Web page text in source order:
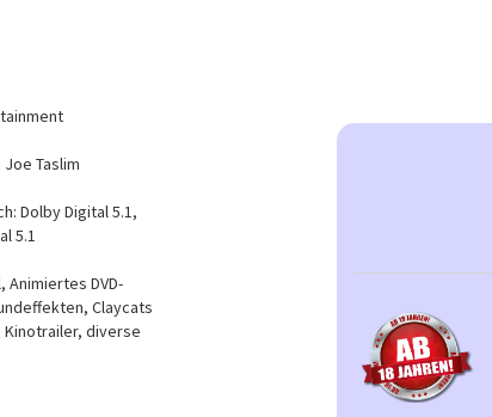
Joe Taslim
Dolby Digital 5.1,
5.1
Animiertes DVD-
Claycats
Kinotrailer, diverse